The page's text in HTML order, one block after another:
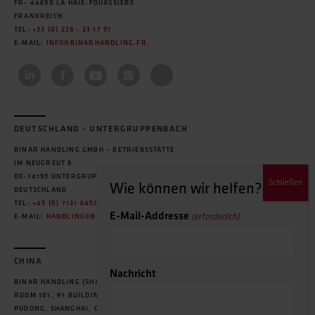
FR- 44690 LA HAIE-FOUASSIÈRE
FRANKREICH
TEL: +33 (0) 228 - 23 17 97
E-MAIL:
INFO@BINARHANDLING.FR
DEUTSCHLAND - UNTERGRUPPENBACH
BINAR HANDLING GMBH – BETRIEBSSTÄTTE
IM NEUGREUT 8
DE-74199 UNTERGRUPPENBACH
DEUTSCHLAND
TEL: +49 (0) 7131 64575-0
E-MAIL:
HANDLING@BINARHANDLING.DE
CHINA
BINAR HANDLING (SHANGHAI) CO., LTD.
ROOM 101, #1 BUILDING, NO.20, LANE 455, MIAO QIAO ROAD,
PUDONG, SHANGHAI, CHINA
E-Mail-Addresse (erforderlich)
Nachricht